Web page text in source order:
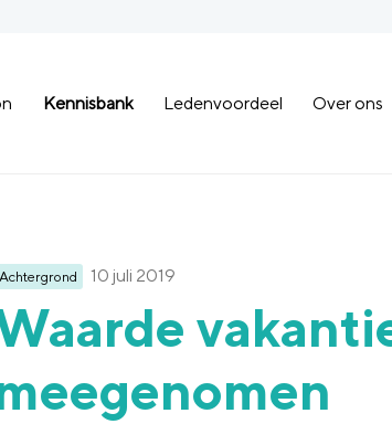
Kennisbank Ledenvoordeel Over ons
Achtergrond 10 juli 2019